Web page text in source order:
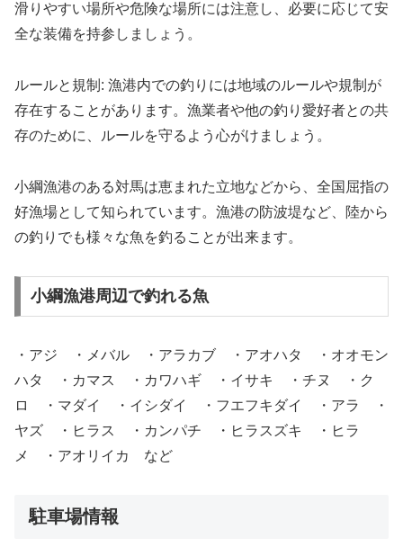
滑りやすい場所や危険な場所には注意し、必要に応じて安
全な装備を持参しましょう。
ルールと規制: 漁港内での釣りには地域のルールや規制が
存在することがあります。漁業者や他の釣り愛好者との共
存のために、ルールを守るよう心がけましょう。
小綱漁港のある対馬は恵まれた立地などから、全国屈指の
好漁場として知られています。漁港の防波堤など、陸から
の釣りでも様々な魚を釣ることが出来ます。
小綱漁港周辺で釣れる魚
・アジ ・メバル ・アラカブ ・アオハタ ・オオモン
ハタ ・カマス ・カワハギ ・イサキ ・チヌ ・ク
ロ ・マダイ ・イシダイ ・フエフキダイ ・アラ ・
ヤズ ・ヒラス ・カンパチ ・ヒラスズキ ・ヒラ
メ ・アオリイカ など
駐車場情報